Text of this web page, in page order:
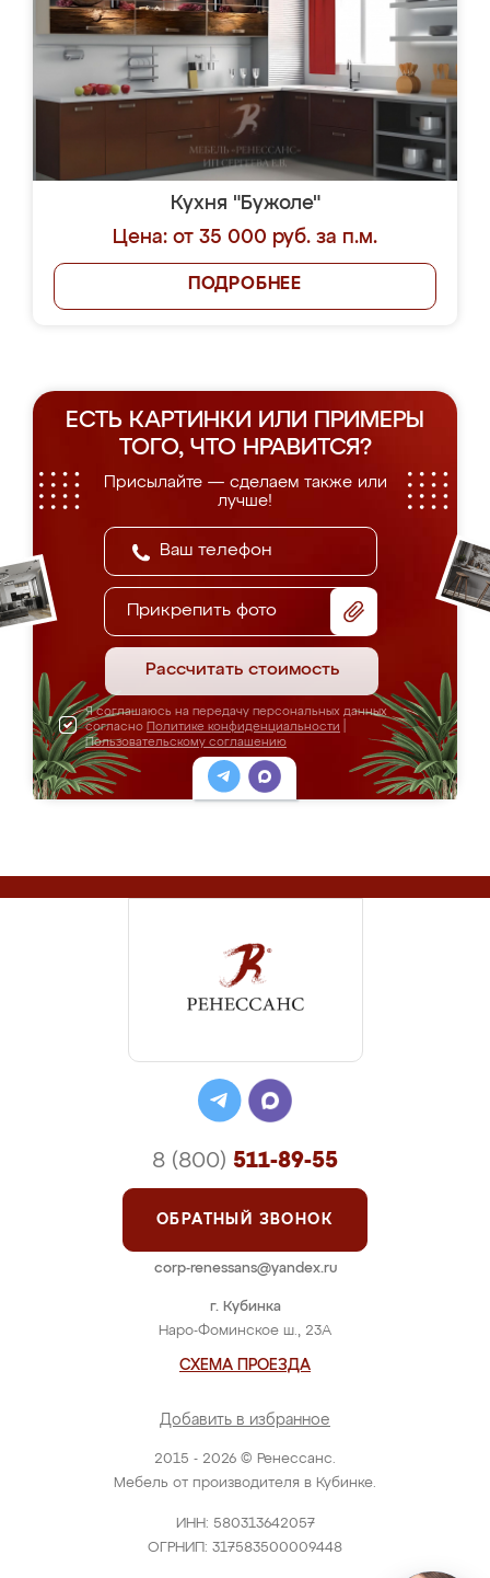
Кухня "Бужоле"
Цена: от 35 000 руб. за п.м.
ПОДРОБНЕЕ
ЕСТЬ КАРТИНКИ ИЛИ ПРИМЕРЫ
ТОГО, ЧТО НРАВИТСЯ?
Присылайте — сделаем также или
лучше!
Прикрепить фото
Рассчитать стоимость
Я соглашаюсь на передачу персональных данных
согласно Политике конфиденциальности
Пользовательскому соглашению
2015 - 2026 © Ренессанс.
Мебель от производителя в Кубинке.
ИНН: 580313642057
ОГРНИП: 317583500009448
г. Кубинка
Наро-Фоминское ш., 23А
СХЕМА ПРОЕЗДА
Добавить в избранное
8 (800) 511-89-55
ОБРАТНЫЙ ЗВОНОК
corp-renessans@yandex.ru